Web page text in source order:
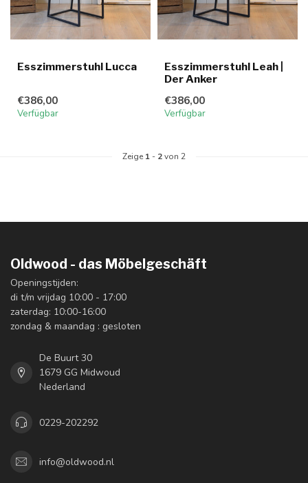
Esszimmerstuhl Lucca
€386,00
Verfügbar
Esszimmerstuhl Leah |
Der Anker
€386,00
Verfügbar
Zeige 1 - 2von 2
Oldwood - das Möbelgeschäft
Openingstijden:
di t/m vrijdag 10:00 - 17:00
zaterdag: 10:00-16:00
zondag & maandag : gesloten
De Buurt 30
1679 GG Midwoud
Nederland
0229-202292
info@oldwood.nl